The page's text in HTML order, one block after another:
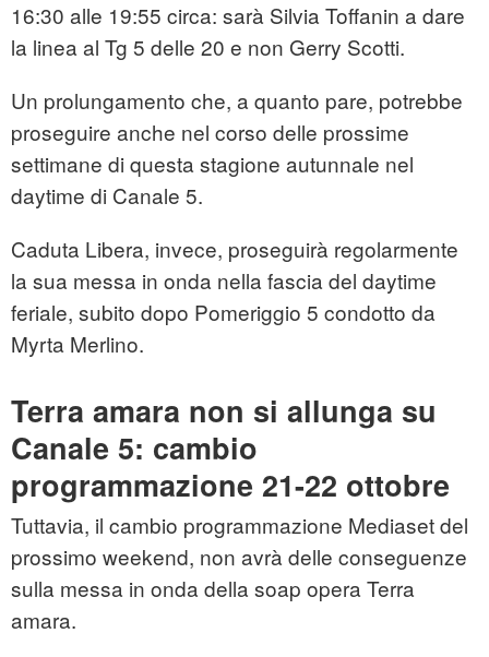
16:30 alle 19:55 circa: sarà Silvia Toffanin a dare
la linea al Tg 5 delle 20 e non Gerry Scotti.
Un prolungamento che, a quanto pare, potrebbe
proseguire anche nel corso delle prossime
settimane di questa stagione autunnale nel
daytime di Canale 5.
Caduta Libera, invece, proseguirà regolarmente
la sua messa in onda nella fascia del daytime
feriale, subito dopo Pomeriggio 5 condotto da
Myrta Merlino.
Terra amara non si allunga su
Canale 5: cambio
programmazione 21-22 ottobre
Tuttavia, il cambio programmazione Mediaset del
prossimo weekend, non avrà delle conseguenze
sulla messa in onda della soap opera Terra
amara.